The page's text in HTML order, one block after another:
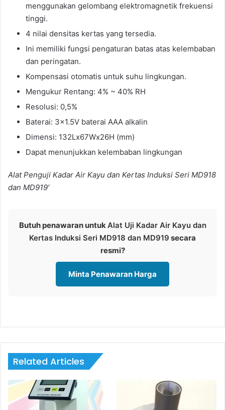
menggunakan gelombang elektromagnetik frekuensi
tinggi.
4 nilai densitas kertas yang tersedia.
Ini memiliki fungsi pengaturan batas atas kelembaban
dan peringatan.
Kompensasi otomatis untuk suhu lingkungan.
Mengukur Rentang: 4% ~ 40% RH
Resolusi: 0,5%
Baterai: 3×1.5V baterai AAA alkalin
Dimensi: 132Lx67Wx26H (mm)
Dapat menunjukkan kelembaban lingkungan
Alat Penguji Kadar Air Kayu dan Kertas Induksi Seri MD918
dan MD919′
Butuh penawaran untuk Alat Uji Kadar Air Kayu dan
Kertas Induksi Seri MD918 dan MD919 secara
resmi?
Minta Penawaran Harga
Related Articles